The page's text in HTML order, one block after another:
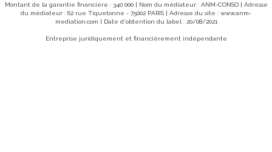
Montant de la garantie financière : 340 000 | Nom du médiateur : ANM-CONSO | Adresse
du médiateur : 62 rue Tiquetonne - 75002 PARIS | Adresse du site : www.anm-
mediation.com | Date d'obtention du label : 20/08/2021
Entreprise juridiquement et financièrement indépendante